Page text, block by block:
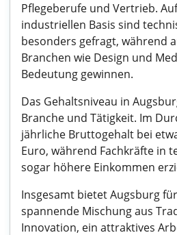
Pflegeberufe und Vertrieb.
industriellen Basis sind
besonders gefragt, während
Branchen wie Design und
Bedeutung gewinnen.
Das Gehaltsniveau in
Branche und Tätigkeit. Im
jährliche Bruttogehalt bei
Euro, während Fachkräfte in
sogar höhere Einkommen
Insgesamt bietet Augsburg
spannende Mischung aus
Innovation, ein attraktives